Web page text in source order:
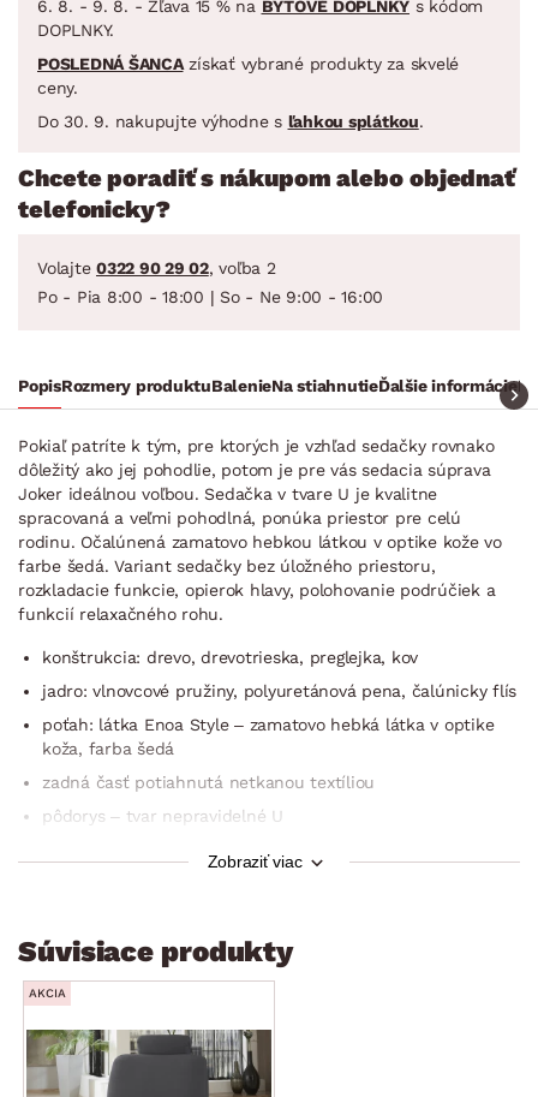
6. 8. - 9. 8. - Zľava 15 % na BYTOVÉ DOPLNKY s kódom
DOPLNKY.
POSLEDNÁ ŠANCAzískať vybrané produkty za skvelé
ceny.
Do 30. 9. nakupujte výhodne s ľahkou splátkou.
Chcete poradiť s nákupom alebo objednať
telefonicky?
Volajte 0322 90 29 02, voľba 2
Po - Pia 8:00 - 18:00 | So - Ne 9:00 - 16:00
PopisRozmery produktuBalenieNa stiahnutieĎalšie informácie
Pokiaľ patríte k tým, pre ktorých je vzhľad sedačky rovnako
dôležitý ako jej pohodlie, potom je pre vás sedacia súprava
Joker ideálnou voľbou. Sedačka v tvare U je kvalitne
spracovaná a veľmi pohodlná, ponúka priestor pre celú
rodinu. Očalúnená zamatovo hebkou látkou v optike kože vo
farbe šedá. Variant sedačky bez úložného priestoru,
rozkladacie funkcie, opierok hlavy, polohovanie podrúčiek a
funkcií relaxačného rohu.
konštrukcia: drevo, drevotrieska, preglejka, kov
jadro: vlnovcové pružiny, polyuretánová pena, čalúnicky flís
poťah: látka Enoa Style – zamatovo hebká látka v optike
koža, farba šedá
zadná časť potiahnutá netkanou textíliou
pôdorys – tvar nepravidelné U
operadlo: stredne mäkké, pohodlný sklon
bez relaxačnej funkcie sklápacieho operadla
výška sedačky: 91 cm
nohy: kov, mat/lesk, výška cca 11 cm
Zobraziť viac
Súvisiace produkty
AKCIA